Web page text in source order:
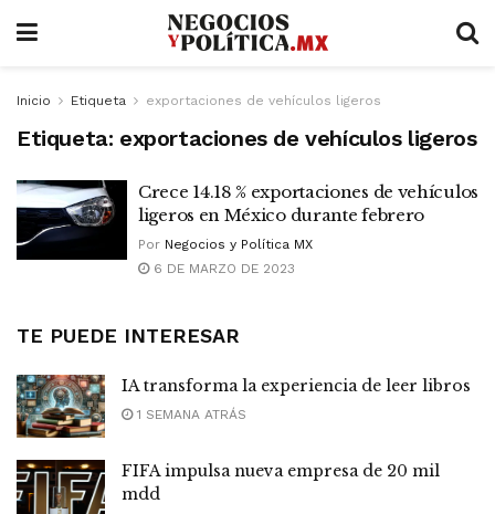
Inicio Etiqueta exportaciones de vehículos ligeros
Etiqueta: exportaciones de vehículos ligeros
Crece 14.18 % exportaciones de vehículos
ligeros en México durante febrero
Por Negocios y Política MX
6 DE MARZO DE 2023
TE PUEDE INTERESAR
IA transforma la experiencia de leer libros
1 SEMANA ATRÁS
FIFA impulsa nueva empresa de 20 mil
mdd